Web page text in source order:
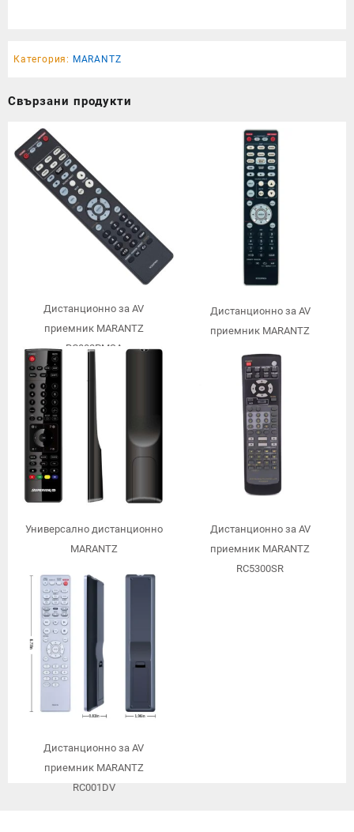
Категория: MARANTZ
Свързани продукти
Дистанционно за AV
приемник MARANTZ
RC002PMSA
Дистанционно за AV
приемник MARANTZ
RC003PMSA
Универсално дистанционно
MARANTZ
Дистанционно за AV
приемник MARANTZ
RC5300SR
Дистанционно за AV
приемник MARANTZ
RC001DV